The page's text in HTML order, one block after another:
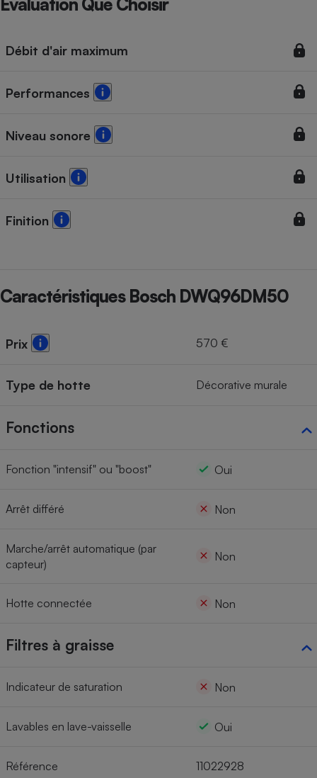
Évaluation Que Choisir
Débit d'air maximum
Performances
Niveau sonore
Utilisation
Finition
Caractéristiques Bosch DWQ96DM50
Prix 570 €
Type de hotte Décorative murale
Fonctions
Fonction "intensif" ou "boost" Oui
Arrêt différé Non
Marche/arrêt automatique (par
capteur)
Non
Hotte connectée Non
Filtres à graisse
Indicateur de saturation Non
Lavables en lave-vaisselle Oui
Référence 11022928